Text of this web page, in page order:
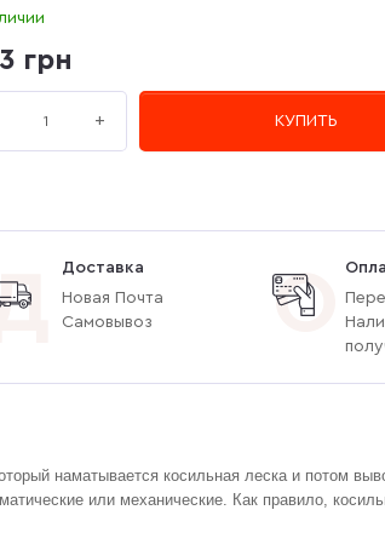
грн
+ КУПИТЬ
Доставка
Новая Почта
Самовывоз
О
наматывается косильная леска и потом
или механические. Как правило,